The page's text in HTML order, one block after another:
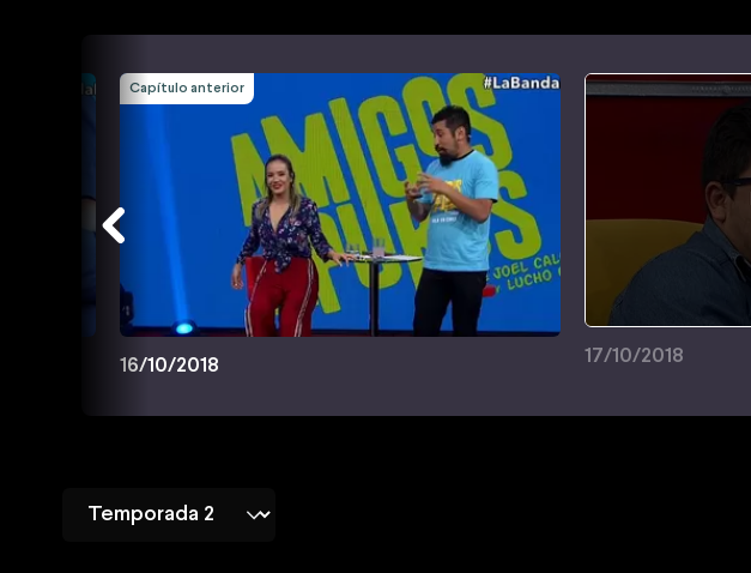
Capítulo anterior
16/10/2018
17/10/2018